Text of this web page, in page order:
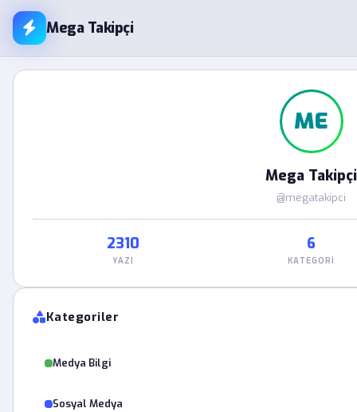
Mega Takipçi
ME
Mega Takipçi
@megatakipci
2310
YAZI
6
KATEGORI
Kategoriler
Medya Bilgi
Sosyal Medya